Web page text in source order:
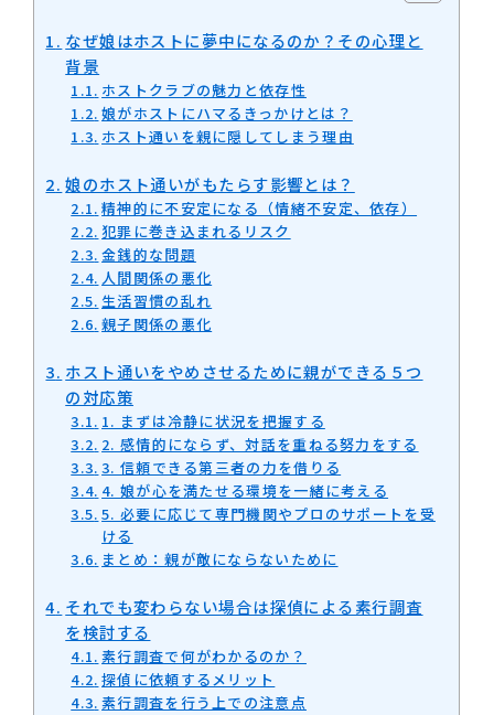
なぜ娘はホストに夢中になるのか？その心理と
背景
ホストクラブの魅力と依存性
娘がホストにハマるきっかけとは？
ホスト通いを親に隠してしまう理由
娘のホスト通いがもたらす影響とは？
精神的に不安定になる（情緒不安定、依存）
犯罪に巻き込まれるリスク
金銭的な問題
人間関係の悪化
生活習慣の乱れ
親子関係の悪化
ホスト通いをやめさせるために親ができる５つ
の対応策
1. まずは冷静に状況を把握する
2. 感情的にならず、対話を重ねる努力をする
3. 信頼できる第三者の力を借りる
4. 娘が心を満たせる環境を一緒に考える
5. 必要に応じて専門機関やプロのサポートを受
ける
まとめ：親が敵にならないために
それでも変わらない場合は探偵による素行調査
を検討する
素行調査で何がわかるのか？
探偵に依頼するメリット
素行調査を行う上での注意点